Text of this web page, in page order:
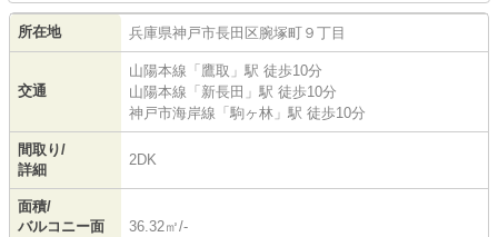
所在地 兵庫県神戸市長田区腕塚町 ９丁目
交通
山陽本線 「 鷹取 」駅 徒歩10分
山陽本線 「 新長田 」駅 徒歩10分
神戸市海岸線 「 駒ヶ林 」駅 徒歩10分
間取り/
詳細
2DK
面積/
バルコニー面
36.32㎡/-